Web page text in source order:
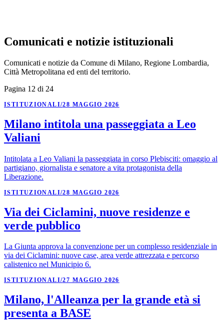
Comunicati e notizie istituzionali
Comunicati e notizie da Comune di Milano, Regione Lombardia,
Città Metropolitana ed enti del territorio.
Pagina 12 di 24
ISTITUZIONALI/28 MAGGIO 2026
Milano intitola una passeggiata a Leo
Valiani
Intitolata a Leo Valiani la passeggiata in corso Plebisciti: omaggio al
partigiano, giornalista e senatore a vita protagonista della
Liberazione.
ISTITUZIONALI/28 MAGGIO 2026
Via dei Ciclamini, nuove residenze e
verde pubblico
La Giunta approva la convenzione per un complesso residenziale in
via dei Ciclamini: nuove case, area verde attrezzata e percorso
calistenico nel Municipio 6.
ISTITUZIONALI/27 MAGGIO 2026
Milano, l'Alleanza per la grande età si
presenta a BASE